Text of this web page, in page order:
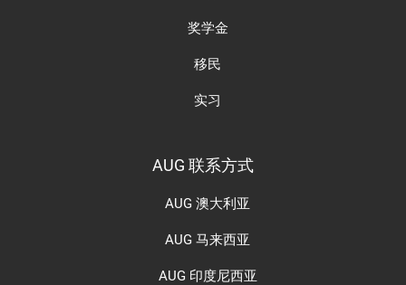
奖学金
移民
实习
AUG 联系方式
AUG 澳大利亚
AUG 马来西亚
AUG 印度尼西亚